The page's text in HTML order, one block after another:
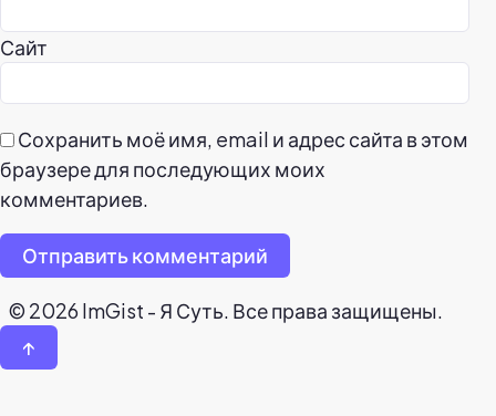
Сайт
Сохранить моё имя, email и адрес сайта в этом
браузере для последующих моих
комментариев.
Отправить комментарий
© 2026 ImGist - Я Суть. Все права защищены.
↑